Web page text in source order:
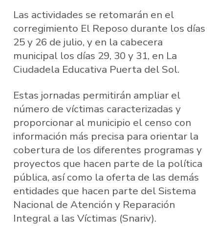
Las actividades se retomarán en el
corregimiento El Reposo durante los días
25 y 26 de julio, y en la cabecera
municipal los días 29, 30 y 31, en La
Ciudadela Educativa Puerta del Sol.
Estas jornadas permitirán ampliar el
número de víctimas caracterizadas y
proporcionar al municipio el censo con
información más precisa para orientar la
cobertura de los diferentes programas y
proyectos que hacen parte de la política
pública, así como la oferta de las demás
entidades que hacen parte del Sistema
Nacional de Atención y Reparación
Integral a las Víctimas (Snariv).